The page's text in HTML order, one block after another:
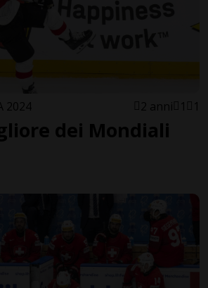
2024 2 anni 1 1
dei Mondiali